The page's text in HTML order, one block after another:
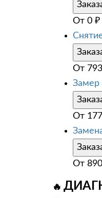
От 0 ₽
От
Замер
От
От 890
🔥